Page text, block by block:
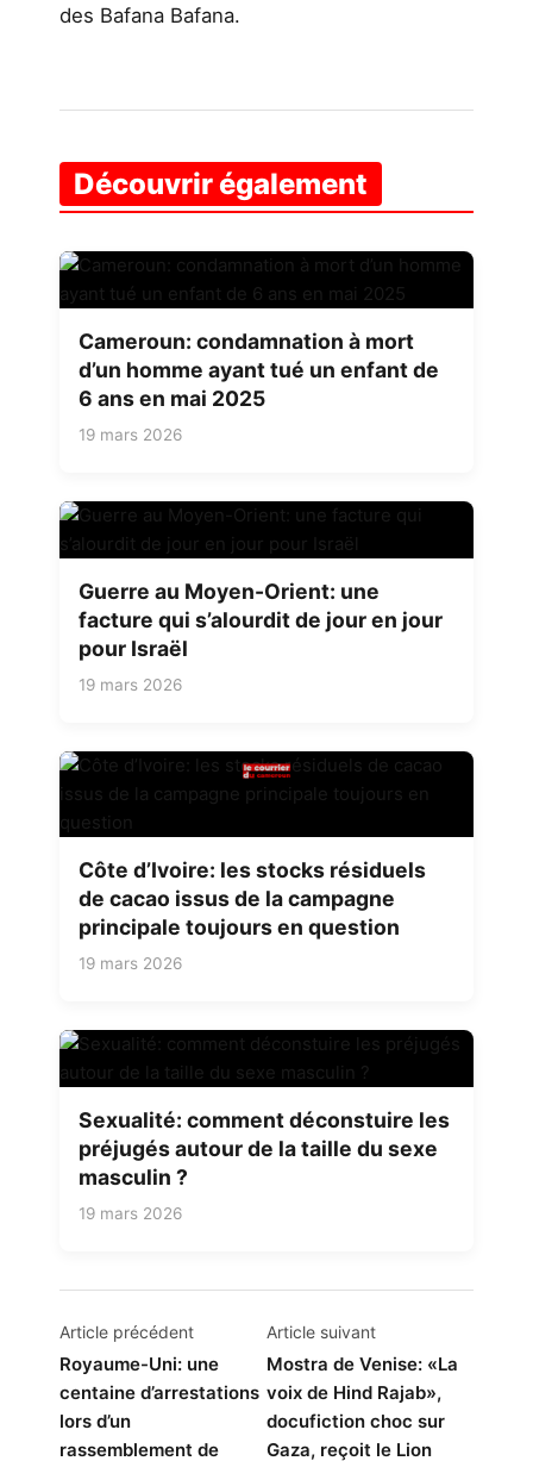
des Bafana Bafana.
Découvrir également
Cameroun: condamnation à mort
d’un homme ayant tué un enfant de
6 ans en mai 2025
19 mars 2026
Guerre au Moyen-Orient: une
facture qui s’alourdit de jour en jour
pour Israël
19 mars 2026
Côte d’Ivoire: les stocks résiduels
de cacao issus de la campagne
principale toujours en question
19 mars 2026
Sexualité: comment déconstuire les
préjugés autour de la taille du sexe
masculin ?
19 mars 2026
Navigation
de
l’article
Article précédent
Royaume-Uni: une
centaine d’arrestations
lors d’un
rassemblement de
Article suivant
Mostra de Venise: «La
voix de Hind Rajab»,
docufiction choc sur
Gaza, reçoit le Lion